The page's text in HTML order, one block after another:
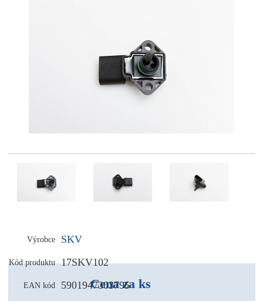
Výrobce SKV
Kód produktu 17SKV102
EAN kód 5901947303795
Cena za ks